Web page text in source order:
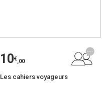
10€,00
Les cahiers voyageurs